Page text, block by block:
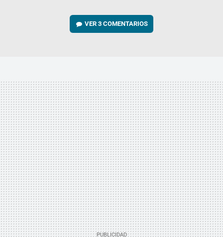
VER3 COMENTARIOS